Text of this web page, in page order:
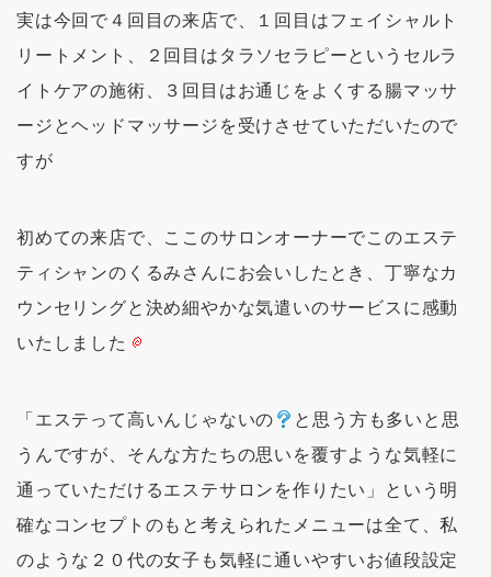
実は今回で４回目の来店で、１回目はフェイシャルト
リートメント、２回目はタラソセラピーというセルラ
イトケアの施術、３回目はお通じをよくする腸マッサ
ージとヘッドマッサージを受けさせていただいたので
すが
初めての来店で、ここのサロンオーナーでこのエステ
ティシャンのくるみさんにお会いしたとき、丁寧なカ
ウンセリングと決め細やかな気遣いのサービスに感動
いたしました
「エステって高いんじゃないの
と思う方も多いと思
うんですが、そんな方たちの思いを覆すような気軽に
通っていただけるエステサロンを作りたい」という明
確なコンセプトのもと考えられたメニューは全て、私
のような２０代の女子も気軽に通いやすいお値段設定